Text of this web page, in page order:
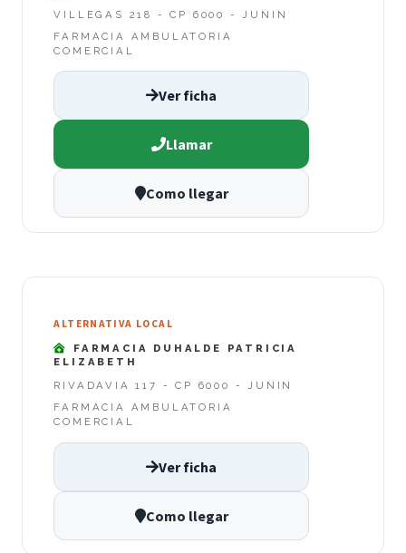
VILLEGAS 218 - CP 6000 - JUNIN
FARMACIA AMBULATORIA
COMERCIAL
Ver ficha
Llamar
Como llegar
ALTERNATIVA LOCAL
FARMACIA DUHALDE PATRICIA
ELIZABETH
RIVADAVIA 117 - CP 6000 - JUNIN
FARMACIA AMBULATORIA
COMERCIAL
Ver ficha
Como llegar